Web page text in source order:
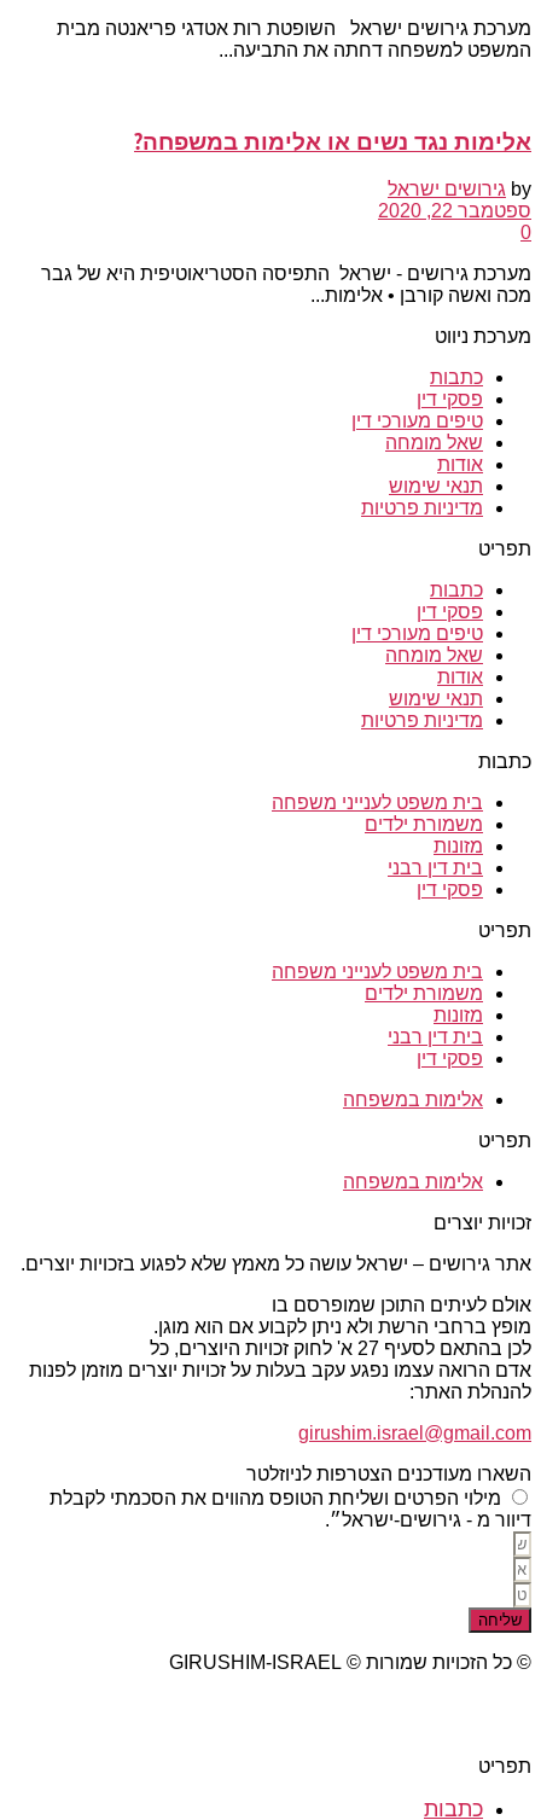
מערכת גירושים ישראל השופטת רות אטדגי פריאנטה מבית
המשפט למשפחה דחתה את התביעה...
אלימות נגד נשים או אלימות במשפחה?
by גירושים ישראל
ספטמבר 22, 2020
0
מערכת גירושים - ישראל התפיסה הסטריאוטיפית היא של גבר
מכה ואשה קורבן • אלימות...
מערכת ניווט
כתבות
פסקי דין
טיפים מעורכי דין
שאל מומחה
אודות
תנאי שימוש
מדיניות פרטיות
תפריט
כתבות
פסקי דין
טיפים מעורכי דין
שאל מומחה
אודות
תנאי שימוש
מדיניות פרטיות
כתבות
בית משפט לענייני משפחה
משמורת ילדים
מזונות
בית דין רבני
פסקי דין
תפריט
בית משפט לענייני משפחה
משמורת ילדים
מזונות
בית דין רבני
פסקי דין
אלימות במשפחה
תפריט
אלימות במשפחה
זכויות יוצרים
אתר גירושים – ישראל עושה כל מאמץ שלא לפגוע בזכויות יוצרים.
אולם לעיתים התוכן שמופרסם בו
מופץ ברחבי הרשת ולא ניתן לקבוע אם הוא מוגן.
לכן בהתאם לסעיף 27 א' לחוק זכויות היוצרים, כל
אדם הרואה עצמו נפגע עקב בעלות על זכויות יוצרים מוזמן לפנות
להנהלת האתר:
girushim.israel@gmail.com
השארו מעודכנים הצטרפות לניוזלטר
מילוי הפרטים ושליחת הטופס מהווים את הסכמתי לקבלת
דיוור מ - גירושים-ישראל״.
שליחה
© כל הזכויות שמורות © GIRUSHIM-ISRAEL
תפריט
כתבות